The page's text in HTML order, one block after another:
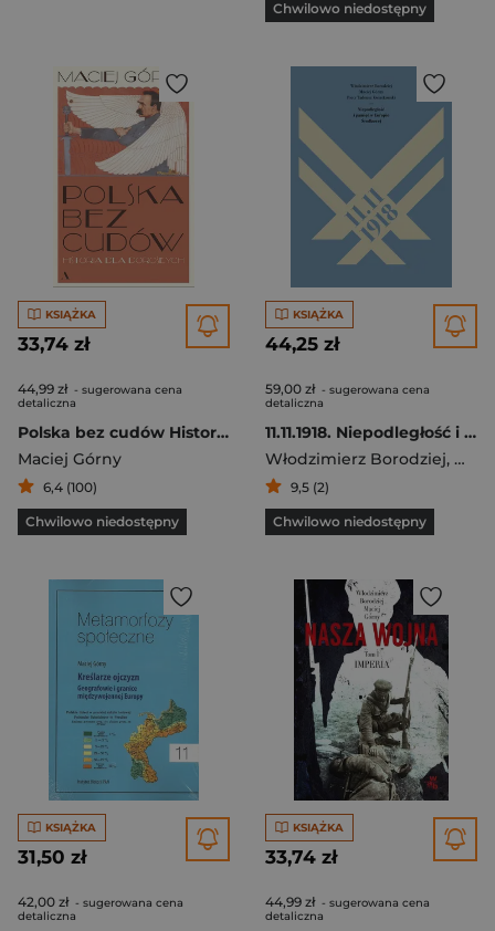
Chwilowo niedostępny
KSIĄŻKA
33,74 zł
44,99 zł - sugerowana cena
detaliczna
Polska bez cudów Historia dla dorosłych
Maciej Górny
6,4 (100)
Chwilowo niedostępny
KSIĄŻKA
44,25 zł
59,00 zł - sugerowana cena
detaliczna
11.11.1918. Niepodległość i pamięć w Europie Środkowej
Włodzimierz Borodziej,
9,5 (2)
Chwilowo niedostępny
KSIĄŻKA
31,50 zł
42,00 zł - sugerowana cena
detaliczna
KSIĄŻKA
33,74 zł
44,99 zł - sugerowana cena
detaliczna